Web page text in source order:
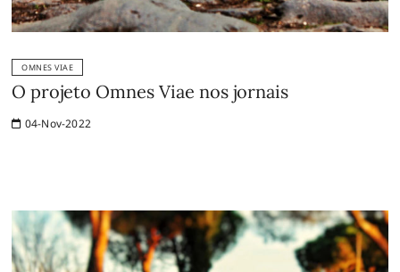
OMNES VIAE
O projeto Omnes Viae nos jornais
04-Nov-2022